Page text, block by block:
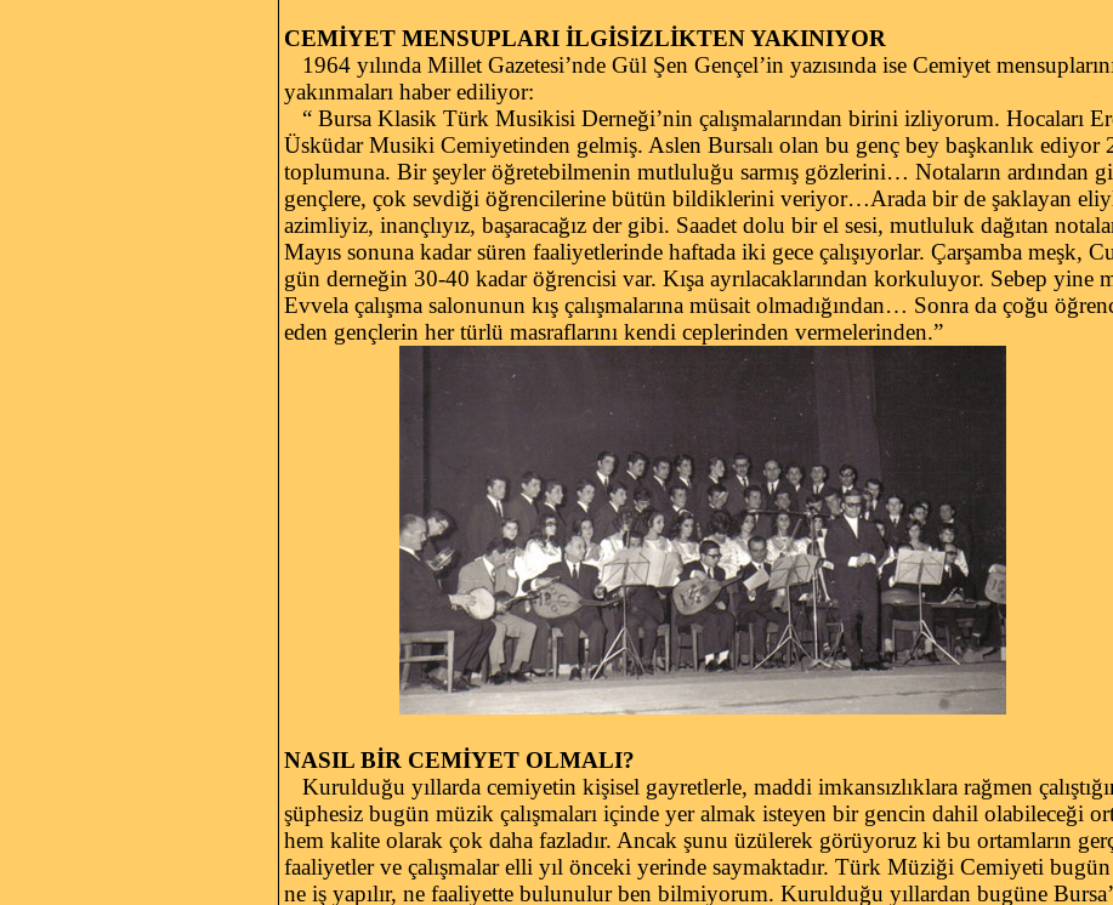
CEMİYET MENSUPLARI İLGİSİZLİKTEN YAKINIYOR
1964 yılında Millet Gazetesi’nde Gül Şen Gençel’in yazısında ise Cemiyet
yakınmaları haber ediliyor:
“ Bursa Klasik Türk Musikisi Derneği’nin çalışmalarından birini izliyorum. Hocaları
Üsküdar Musiki Cemiyetinden gelmiş. Aslen Bursalı olan bu genç bey başkanlık
toplumuna. Bir şeyler öğretebilmenin mutluluğu sarmış gözlerini… Notaların ardından
gençlere, çok sevdiği öğrencilerine bütün bildiklerini veriyor…Arada bir de şaklayan
azimliyiz, inançlıyız, başaracağız der gibi. Saadet dolu bir el sesi, mutluluk dağıtan
Mayıs sonuna kadar süren faaliyetlerinde haftada iki gece çalışıyorlar. Çarşamba meşk,
gün derneğin 30-40 kadar öğrencisi var. Kışa ayrılacaklarından korkuluyor. Sebep yine
Evvela çalışma salonunun kış çalışmalarına müsait olmadığından… Sonra da çoğu
eden gençlerin her türlü masraflarını kendi ceplerinden vermelerinden.”
NASIL BİR CEMİYET OLMALI?
Kurulduğu yıllarda cemiyetin kişisel gayretlerle, maddi imkansızlıklara rağmen
şüphesiz bugün müzik çalışmaları içinde yer almak isteyen bir gencin dahil olabileceği
hem kalite olarak çok daha fazladır. Ancak şunu üzülerek görüyoruz ki bu ortamların
faaliyetler ve çalışmalar elli yıl önceki yerinde saymaktadır. Türk Müziği Cemiyeti
ne iş yapılır, ne faaliyette bulunulur ben bilmiyorum. Kurulduğu yıllardan bugüne